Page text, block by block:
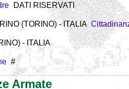
DATI RISERVATI
(TORINO) - ITALIA
- ITALIA
#
Armate